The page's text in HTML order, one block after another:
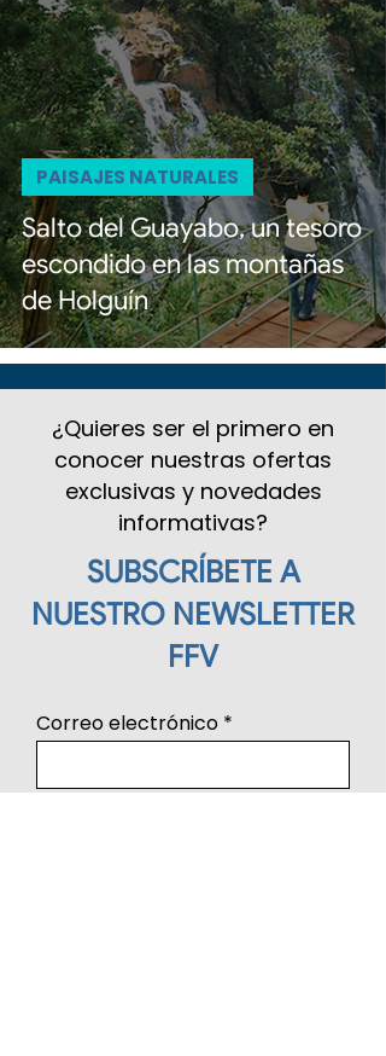
Salto del Guayabo, un tesoro
escondido en las montañas
de Holguín
PAISAJES NATURALES
¿Quieres ser el primero en
conocer nuestras ofertas
exclusivas y novedades
informativas?
SUBSCRÍBETE A
NUESTRO NEWSLETTER
FFV
Correo electrónico